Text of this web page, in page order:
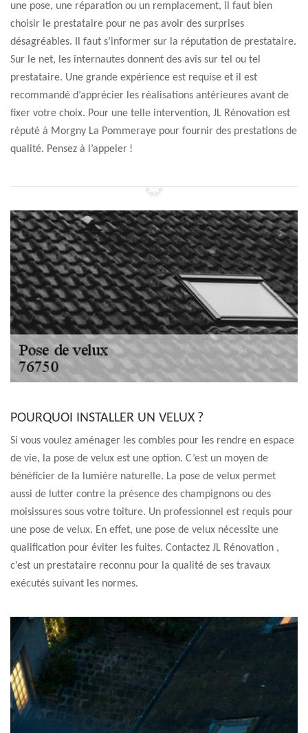
une pose, une réparation ou un remplacement, il faut bien
choisir le prestataire pour ne pas avoir des surprises
désagréables. Il faut s’informer sur la réputation de prestataire.
Sur le net, les internautes donnent des avis sur tel ou tel
prestataire. Une grande expérience est requise et il est
recommandé d’apprécier les réalisations antérieures avant de
fixer votre choix. Pour une telle intervention, JL Rénovation est
réputé à Morgny La Pommeraye pour fournir des prestations de
qualité. Pensez à l’appeler !
POURQUOI INSTALLER UN VELUX ?
Si vous voulez aménager les combles pour les rendre en espace
de vie, la pose de velux est une option. C’est un moyen de
bénéficier de la lumière naturelle. La pose de velux permet
aussi de lutter contre la présence des champignons ou des
moisissures sous votre toiture. Un professionnel est requis pour
une pose de velux. En effet, une pose de velux nécessite une
qualification pour éviter les fuites. Contactez JL Rénovation ,
c’est un prestataire reconnu pour la qualité de ses travaux
exécutés suivant les normes.